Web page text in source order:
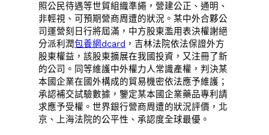
照公民待遇等世貿組織準繩，營建公正、通明、
非輕視、可預期營商周遭的狀況。某中外合夥公
司運營刻日行將屆滿，中方股東濫用表決權謝絕
分派利潤包養網dcard ，吉林法院依法保證外方
股東權益，該股東擴展在我國投資，又注冊了新
的公司。同等維護中外權力人常識產權，判決某
本國企業在國外構成的貿易機密依法應予維護；
承認補交試驗數據，鑒定某本國企業藥品專利請
求應予受權。世界銀行營商周遭的狀況評價，北
京、上海法院的公平性、承認度全球最優。